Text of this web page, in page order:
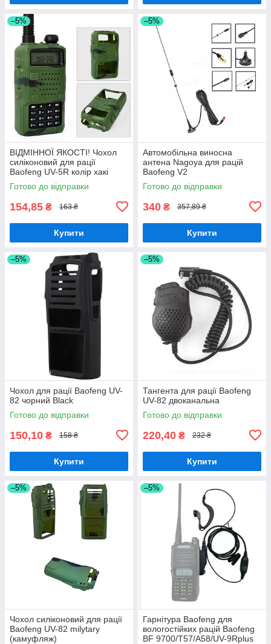
–5%
ВІДМІННОЇ ЯКОСТІ! Чохол
силіконовий для рації
Baofeng UV-5R колір хакі
Готово до відправки
154,85 ₴ 163 ₴
Купити
–5%
Автомобільна виносна
антена Nagoya для рацій
Baofeng V2
Готово до відправки
340 ₴ 357,89 ₴
Купити
–5%
Чохол для рації Baofeng UV-
82 чорний Black
Готово до відправки
150,10 ₴ 158 ₴
Купити
–5%
Тангента для рації Baofeng
UV-82 двоканальна
Готово до відправки
220,40 ₴ 232 ₴
Купити
–5%
Чохол силіконовий для рації
Baofeng UV-82 milytary
(камуфляж)
–5%
Гарнітура Baofeng для
вологостійких рацій Baofeng
BF 9700/T57/A58/UV-9Rplus